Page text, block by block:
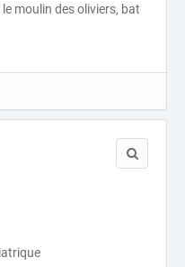
moulin des oliviers, bat